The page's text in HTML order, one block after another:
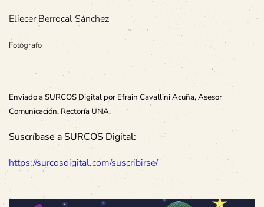
Eliecer Berrocal Sánchez
Fotógrafo
Enviado a SURCOS Digital por Efrain Cavallini Acuña, Asesor
Comunicación, Rectoría UNA.
Suscríbase a SURCOS Digital:
https://surcosdigital.com/suscribirse/